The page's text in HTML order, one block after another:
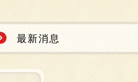
最新消息